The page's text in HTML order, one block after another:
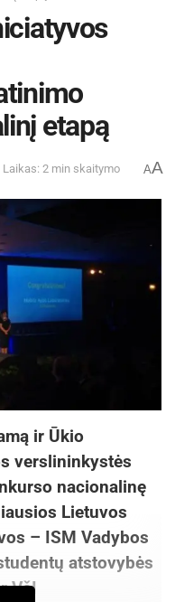
etapą
Laikas: 2 min skaitymo AA
ir Ūkio
verslininkystės
nacionalinę
Lietuvos
– ISM Vadybos
atstovybės
VšĮ